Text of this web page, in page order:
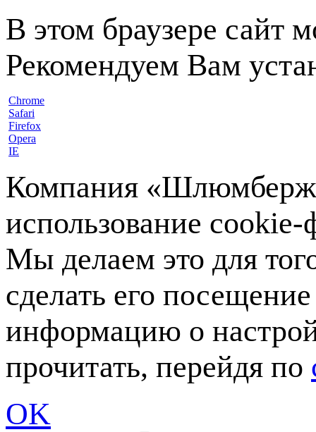
В этом браузере сайт
Рекомендуем Вам
Chrome
Safari
Firefox
Opera
IE
Компания
использование
Мы делаем это для
сделать его
информацию о
прочитать, перейдя по
OK